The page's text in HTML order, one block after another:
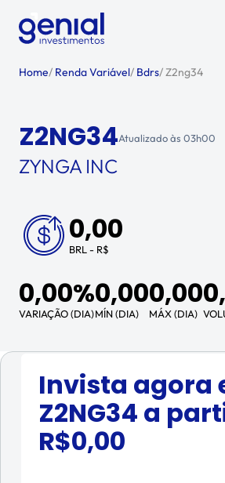
Home/ Renda Variável/ Bdrs/Z2ng34
Z2NG34Atualizado às 03h00
ZYNGA INC
0,00
BRL - R$
0,00%
VARIAÇÃO (DIA)
0,00
MÍN (DIA)
0,00
MÁX (DIA)
Invista agora
Z2NG34 a
R$0,00